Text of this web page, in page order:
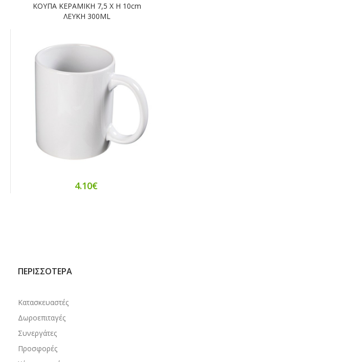
ΚΟΥΠΑ ΚΕΡΑΜΙΚΗ 7,5 Χ Η 10cm
ΛΕΥΚΗ 300ML
4.10€
ΠΕΡΙΣΣΌΤΕΡΑ
Κατασκευαστές
Δωροεπιταγές
Συνεργάτες
Προσφορές